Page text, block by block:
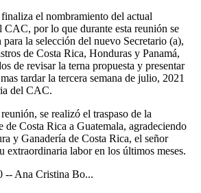
el nombramiento del actual
CAC, por lo que durante esta reunión se
la selección del nuevo Secretario (a),
de Costa Rica, Honduras y Panamá,
de revisar la terna propuesta y presentar
tardar la tercera semana de julio, 2021
del CAC.
se realizó el traspaso de la
de Costa Rica a Guatemala, agradeciendo
y Ganadería de Costa Rica, el señor
extraordinaria labor en los últimos meses.
-- Ana Cristina Bo...